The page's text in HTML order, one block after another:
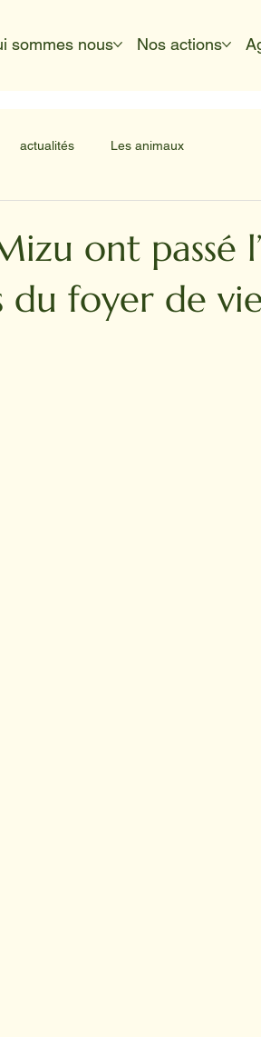
sommes nous Nos actions
actualités Les animaux
ont passé
du foyer de